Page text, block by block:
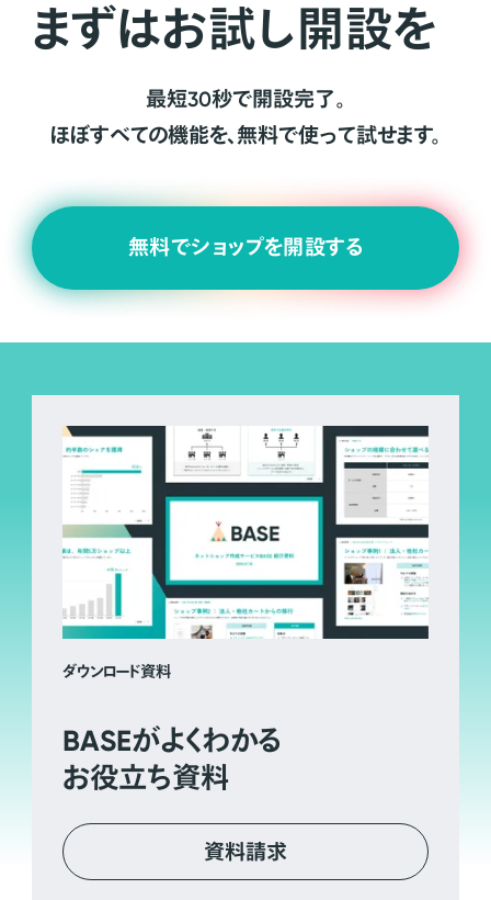
まずはお試し開設を
最短30秒で開設完了。
ほぼすべての機能を、無料で使って試せます。
無料でショップを開設する
ダウンロード資料
BASEがよくわかる
お役立ち資料
資料請求